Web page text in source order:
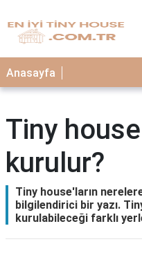
Anasayfa
Tiny
kurulur?
Tiny house'ların
bilgilendirici bir yazı.
kurulabileceği farklı